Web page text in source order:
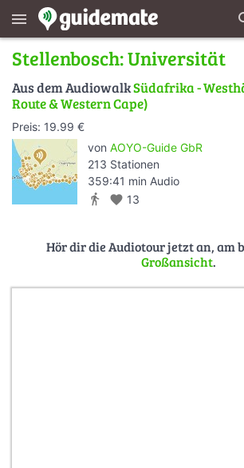
menu
Stellenbosch: Universität
Aus dem AudiowalkSüdafrika -
Route & Western Cape)
Preis: 19.99 €
von AOYO-Guide GbR
213 Stationen
359:41 min Audio
directions_walk favorite 13
Hör dir die Audiotour jetzt an, am
Großansicht.